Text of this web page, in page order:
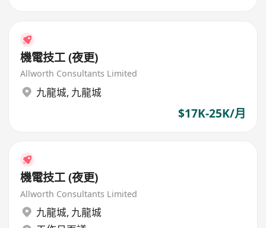
機電技工 (夜更)
Allworth Consultants Limited
九龍城, 九龍城
$17K-25K/月
機電技工 (夜更)
Allworth Consultants Limited
九龍城, 九龍城